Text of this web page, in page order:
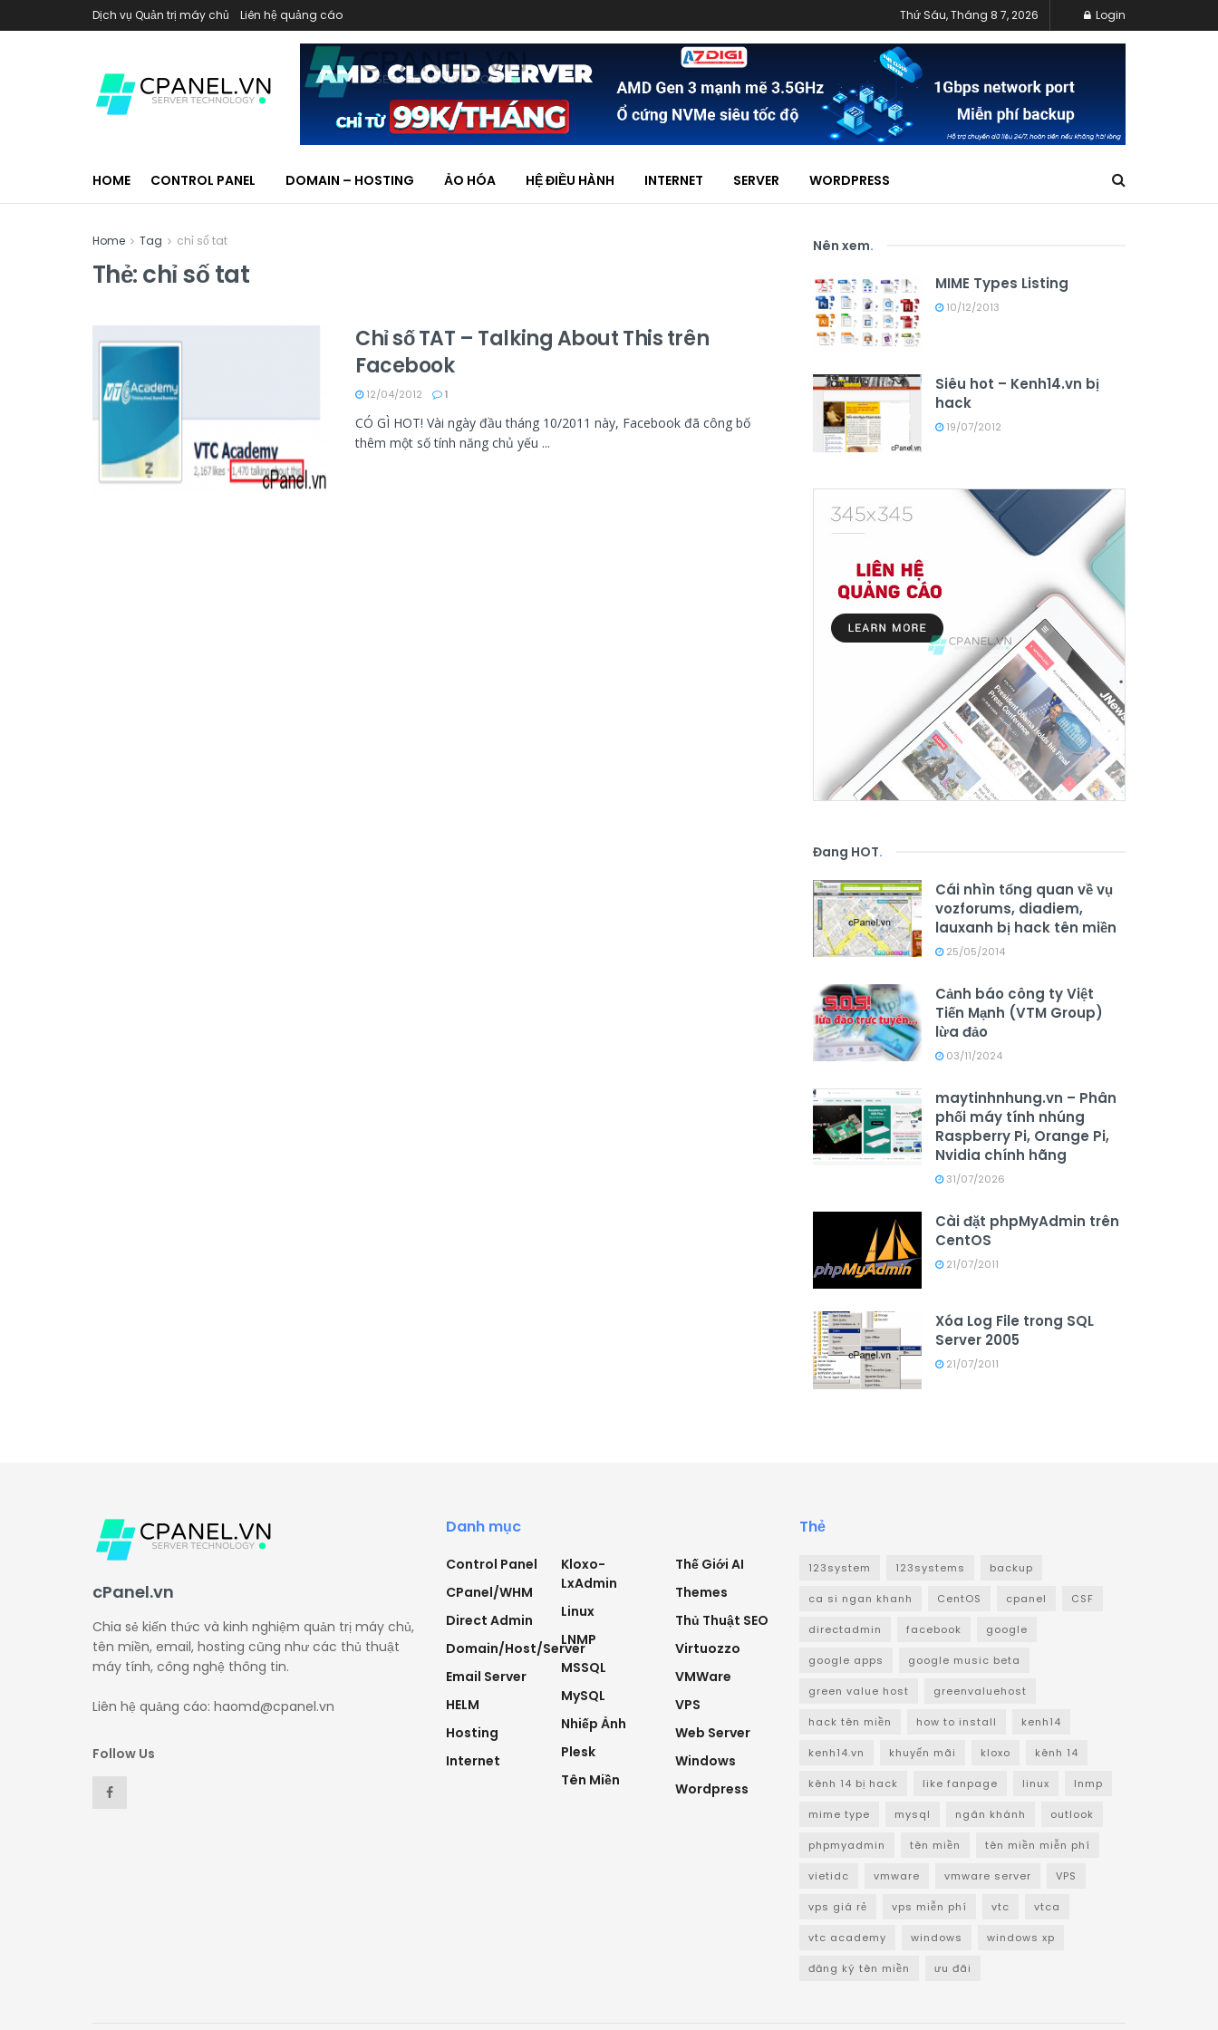
Dịch vụ Quản trị máy chủ Liên hệ quảng cáo Thứ Sáu, Tháng 8 7, 2026 Login
HOME CONTROL PANEL DOMAIN – HOSTING ẢO HÓA HỆ ĐIỀU HÀNH INTERNET SERVER WORDPRESS
Home Tag chỉ số tat
Thẻ:chỉ số tat
Chỉ số TAT – Talking About This trên
Facebook
12/04/2012 1
CÓ GÌ HOT! Vài ngày đầu tháng 10/2011 này, Facebook đã công bố
thêm một số tính năng chủ yếu ...
Nên xem.
MIME Types Listing
10/12/2013
Siêu hot – Kenh14.vn bị
hack
19/07/2012
Đang HOT.
Cái nhìn tổng quan về vụ
vozforums, diadiem,
lauxanh bị hack tên miền
25/05/2014
Cảnh báo công ty Việt
Tiến Mạnh (VTM Group)
lừa đảo
03/11/2024
maytinhnhung.vn – Phân
phối máy tính nhúng
Raspberry Pi, Orange Pi,
Nvidia chính hãng
31/07/2026
Cài đặt phpMyAdmin trên
CentOS
21/07/2011
Xóa Log File trong SQL
Server 2005
21/07/2011
cPanel.vn
Chia sẻ kiến thức và kinh nghiệm quản trị máy chủ,
tên miền, email, hosting cũng như các thủ thuật
máy tính, công nghệ thông tin.
Liên hệ quảng cáo: haomd@cpanel.vn
Follow Us
Danh mục
Control Panel
CPanel/WHM
Direct Admin
Domain/Host/Server
Email Server
HELM
Hosting
Internet
Kloxo-
LxAdmin
Linux
LNMP
MSSQL
MySQL
Nhiếp Ảnh
Plesk
Tên Miền
Thế Giới AI
Themes
Thủ Thuật SEO
Virtuozzo
VMWare
VPS
Web Server
Windows
Wordpress
Thẻ
123system 123systems backup
ca si ngan khanh CentOS cpanel CSF
directadmin facebook google
google apps google music beta
green value host greenvaluehost
hack tên miền how to install kenh14
kenh14.vn khuyến mãi kloxo kênh 14
kênh 14 bị hack like fanpage linux lnmp
mime type mysql ngân khánh outlook
phpmyadmin tên miền tên miền miễn phí
vietidc vmware vmware server VPS
vps giá rẻ vps miễn phí vtc vtca
vtc academy windows windows xp
đăng ký tên miền ưu đãi